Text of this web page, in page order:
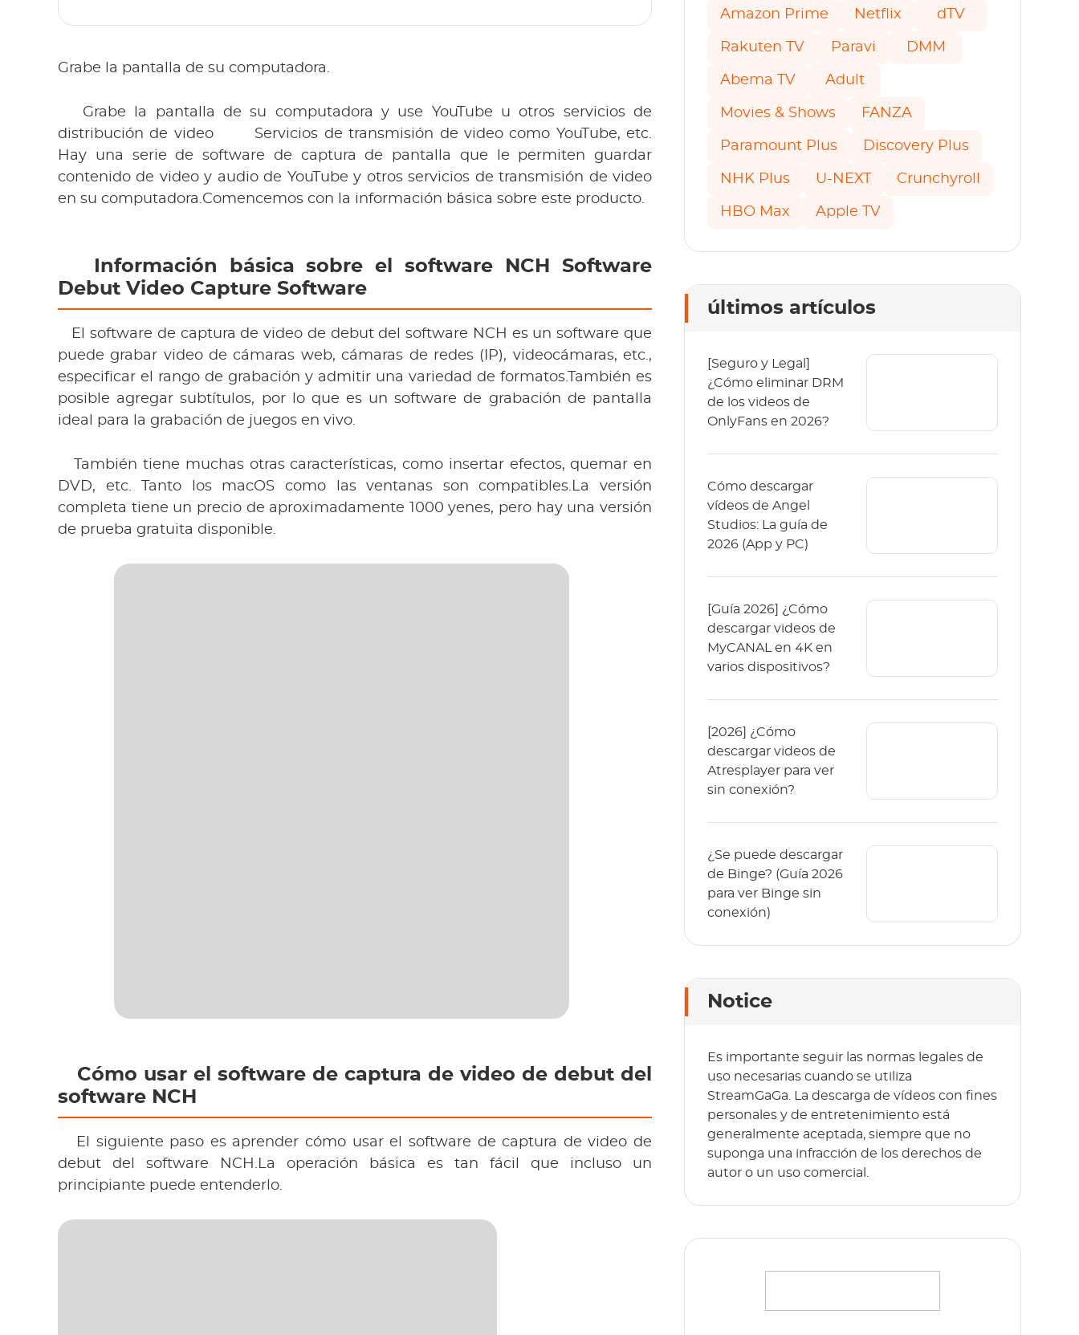
Grabe la pantalla de su computadora.
Grabe la pantalla de su computadora y use YouTube u otros servicios de
distribución de video
Hay una serie de software de captura de pantalla que le permiten guardar
contenido de video y audio de YouTube y otros servicios de transmisión de video
Información básica sobre el software NCH Software
Debut Video Capture Software
El software de captura de video de debut del software NCH es un software que
puede grabar video de cámaras web, cámaras de redes (IP), videocámaras, etc.,
especificar el rango de grabación y admitir una variedad de formatos.También es
posible agregar subtítulos, por lo que es un software de grabación de pantalla
ideal para la grabación de juegos en vivo.
También tiene muchas otras características, como insertar efectos, quemar en
DVD, etc. Tanto los macOS como las ventanas son compatibles.La versión
completa tiene un precio de aproximadamente 1000 yenes, pero hay una versión
de prueba gratuita disponible.
Cómo usar el software de captura de video de debut del
software NCH
El siguiente paso es aprender cómo usar el software de captura de video de
debut del software NCH.La operación básica es tan fácil que incluso un
principiante puede entenderlo.
Amazon Prime Netflix dTV
Rakuten TV Paravi DMM
Abema TV Adult
Movies & Shows FANZA
Paramount Plus Discovery Plus
NHK Plus U-NEXT Crunchyroll
HBO Max Apple TV
últimos artículos
[Seguro y Legal]
¿Cómo eliminar DRM
de los videos de
OnlyFans en 2026?
Cómo descargar
vídeos de Angel
Studios: La guía de
2026 (App y PC)
[Guía 2026] ¿Cómo
descargar videos de
MyCANAL en 4K en
varios dispositivos?
[2026] ¿Cómo
descargar videos de
Atresplayer para ver
sin conexión?
¿Se puede descargar
de Binge? (Guía 2026
para ver Binge sin
conexión)
Notice
Es importante seguir las normas legales de
uso necesarias cuando se utiliza
StreamGaGa. La descarga de vídeos con fines
personales y de entretenimiento está
generalmente aceptada, siempre que no
suponga una infracción de los derechos de
autor o un uso comercial.